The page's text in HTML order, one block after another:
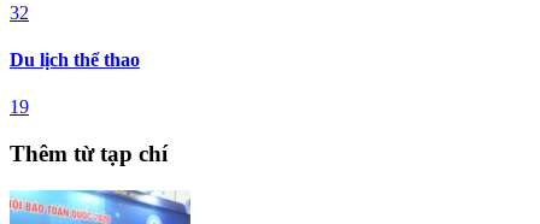
32
Du lịch thể thao
19
Thêm từ tạp chí